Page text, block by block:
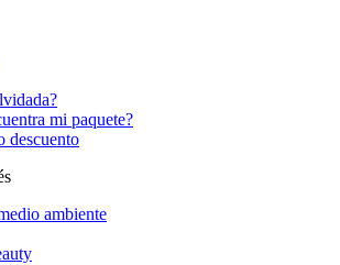
mi paquete?
descuento
ambiente